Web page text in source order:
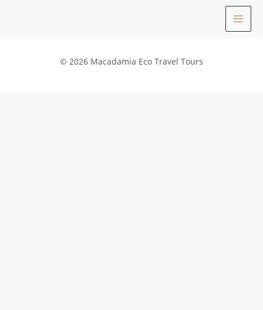
© 2026 Macadamia Eco Travel Tours